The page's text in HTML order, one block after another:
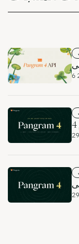
اتصل بقسم المبيعات